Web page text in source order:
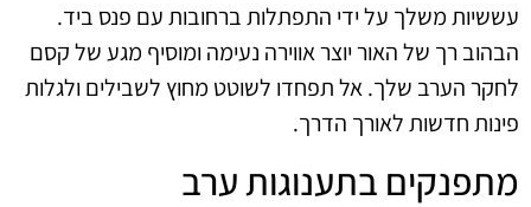
עששיות משלך על ידי התפתלות ברחובות עם פנס ביד.
הבהוב רך של האור יוצר אווירה נעימה ומוסיף מגע של קסם
לחקר הערב שלך. אל תפחדו לשוטט מחוץ לשבילים ולגלות
פינות חדשות לאורך הדרך.
מתפנקים בתענוגות ערב